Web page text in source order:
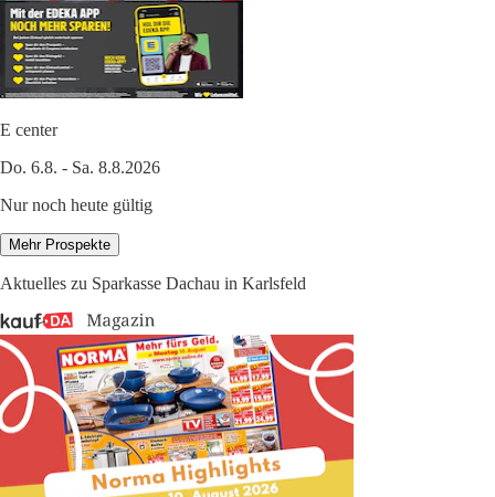
E center
Do. 6.8. - Sa. 8.8.2026
Nur noch heute gültig
Mehr Prospekte
Aktuelles zu Sparkasse Dachau in Karlsfeld